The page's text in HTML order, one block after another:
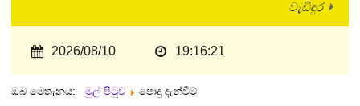
වැඩිදුර
2026/08/10 19:16:21
ඔබ මෙතැනය: මුල් පිටුව පොදු දැන්වීම්